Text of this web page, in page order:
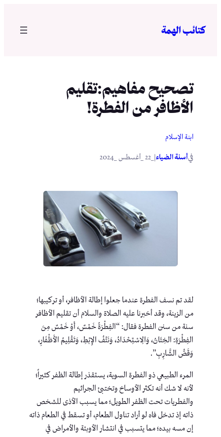
المحتوى
كتائب الهمة
تصحيح مفاهيم:تقليم
الأظافر من الفطرة!
ابنة الإسلام
فيأسنة الضياء
لقد تم نسف الفطرة عندما جعلوا إطالة الأظافر، أو تركيبها؛
من الزينة، وقد أخبرنا عليه الصلاة والسلام أن تقليم الأظافر
سنة من سنن الفطرة فقال: “الفِطْرَةُ خَمْسٌ، أَوْ خَمْسٌ مِنَ
الفِطْرَةِ: الخِتَانُ، وَالِاسْتِحْدَادُ، وَنَتْفُ الإِبْطِ، وَتَقْلِيمُ الأَظْفَارِ،
وَقَصُّ الشَّارِبِ”.
المرء الطبيعي ذو الفطرة السوية، يستقذر إطالة الظفر كثيراً؛
لأنه لا شك أنه تكثر الأوساخ وتختبئ الجراثيم
والفطريات تحت الظفر الطويل؛ مما يسبب الأذى للشخص
ذاته إذ تدخل فاه لو أراد تناول الطعام، أو تسقط في الطعام ذاته
إن مسه بيده؛ مما يتسبب في انتشار الأوبئة والأمراض في